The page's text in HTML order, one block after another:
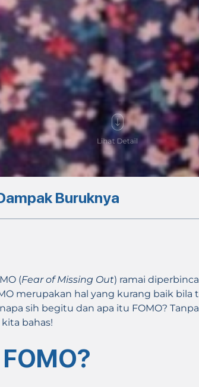
Buruknya
(Fear of Missing Out) ramai
merupakan hal yang kurang baik bila
sih begitu dan apa itu FOMO?
bahas!